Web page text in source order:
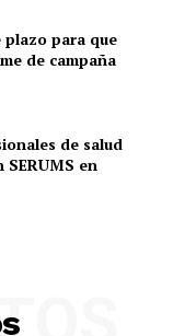
plazo para que
de campaña
de salud
en